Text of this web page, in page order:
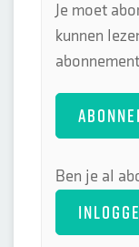
Je moet
kunnen
Ben je al